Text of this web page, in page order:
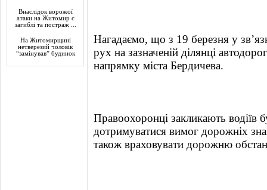
Внаслідок ворожої
атаки на Житомир є
загиблі та постраж ...
На Житомирщині
нетверезий чоловік
“замінував” будинок
Нагадаємо, що з 19 березня у
рух на зазначеній ділянці
напрямку міста Бердичева.
Правоохоронці закликають
дотримуватися вимог дорожніх
також враховувати дорожню